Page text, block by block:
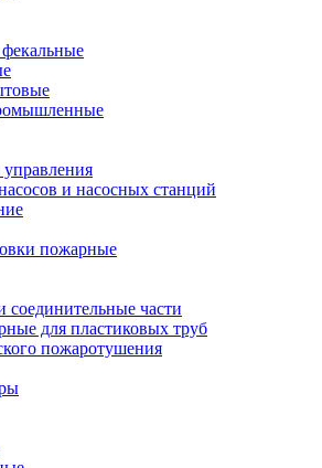
и насосных станций
пожарные
части
для пластиковых труб
пожаротушения